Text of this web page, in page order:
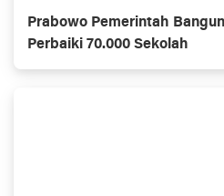
Prabowo Pemerintah
Perbaiki 70.000 Sekolah